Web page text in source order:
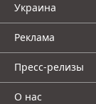
Украина
Реклама
Пресс-релизы
О нас